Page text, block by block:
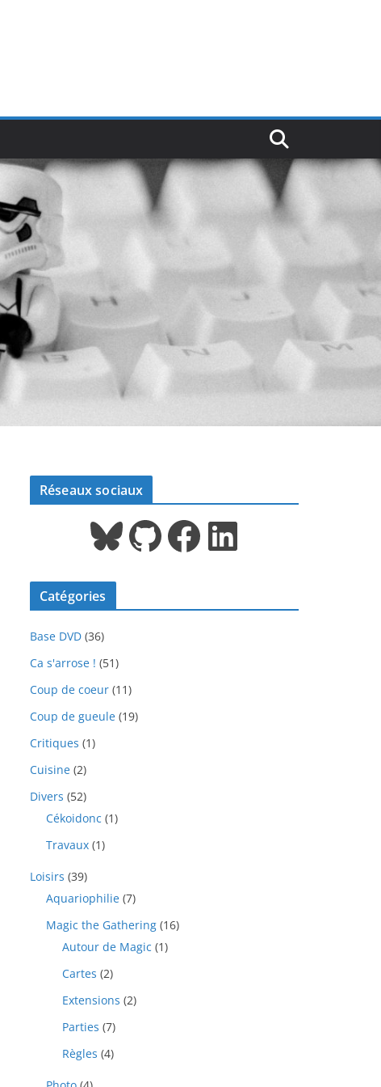
Réseaux sociaux
Bluesky GitHub Facebook LinkedIn
Catégories
Base DVD (36)
Ca s'arrose ! (51)
Coup de coeur (11)
Coup de gueule (19)
Critiques (1)
Cuisine (2)
Divers (52)
Cékoidonc (1)
Travaux (1)
Loisirs (39)
Aquariophilie (7)
Magic the Gathering (16)
Autour de Magic (1)
Cartes (2)
Extensions (2)
Parties (7)
Règles (4)